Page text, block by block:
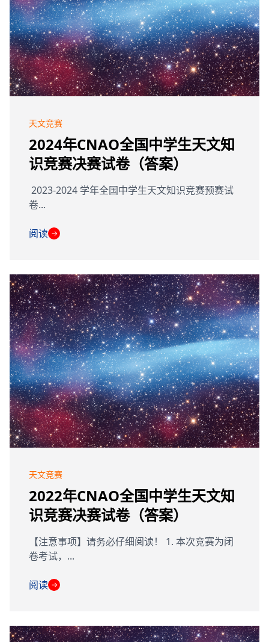
天文竞赛
2024年CNAO全国中学生天文知
识竞赛决赛试卷（答案）
2023-2024 学年全国中学生天文知识竞赛预赛试
卷...
阅读 →
天文竞赛
2022年CNAO全国中学生天文知
识竞赛决赛试卷（答案）
【注意事项】请务必仔细阅读！ 1. 本次竞赛为闭
卷考试，...
阅读 →